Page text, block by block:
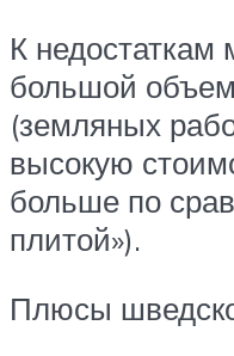
К недостаткам
большой объем
(земляных
высокую
больше по
плитой»).
Плюсы